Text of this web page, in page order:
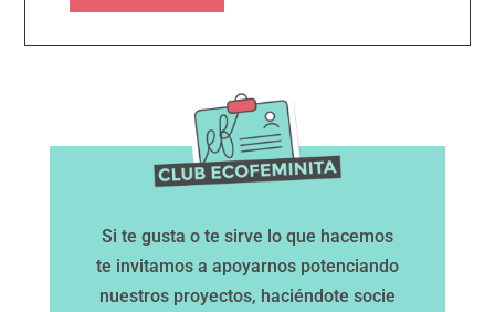
Si te gusta o te sirve lo que hacemos
te invitamos a apoyarnos potenciando
nuestros proyectos, haciéndote socie